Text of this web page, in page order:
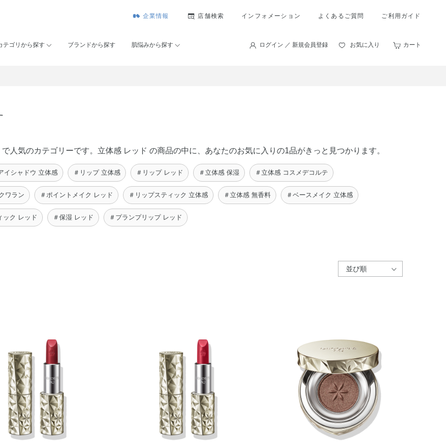
企業情報 店舗検索 インフォメーション よくあるご質問 ご利用ガイド
テゴリから探す ブランドから探す 肌悩みから探す ログイン ／ 新規会員登録 お気に入り カート
人気のカテゴリーです。立体感 レッド の商品の中に、あなたのお気に入りの1品がきっと見つかります。
イシャドウ 立体感 ＃リップ 立体感 ＃リップ レッド ＃立体感 保湿 ＃立体感 コスメデコルテ
ワラン ＃ポイントメイク レッド ＃リップスティック 立体感 ＃立体感 無香料 ＃ベースメイク 立体感
ック レッド ＃保湿 レッド ＃プランプリップ レッド